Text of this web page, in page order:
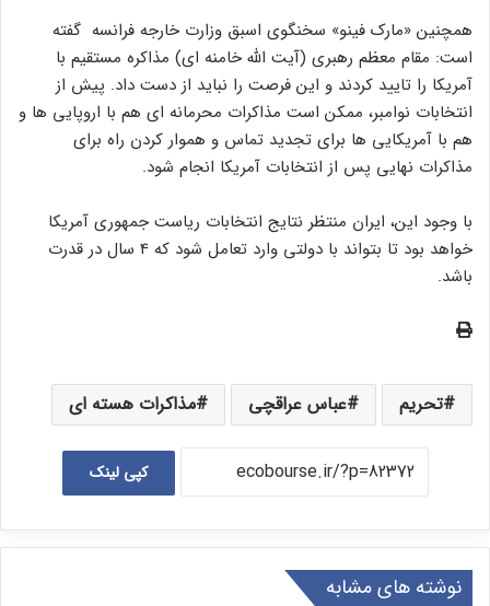
اینکه چقدر می‌توان در این مدت در مذاکرات اروپا و ایران به نتیجه
رسید، تردید دارند. با این وجود، آنها ممکن است نوعی گفتگوی
غیررسمی با ایران داشته باشند تا فرمول های احتمالی را که مذاکرات
رسمی بعدی می تواند در نظر بگیرد، بررسی کنند.
همچنین «مارک فینو» سخنگوی اسبق وزارت خارجه فرانسه گفته
آمریکا را تایید کردند و این فرصت را نباید از دست داد. پیش از
انتخابات نوامبر، ممکن است مذاکرات محرمانه ای هم با اروپایی ها و
هم با آمریکایی ها برای تجدید تماس و هموار کردن راه برای
خواهد بود تا بتواند با دولتی وارد تعامل شود که 4 سال در قدرت
باشد.
تحریم عباس عراقچی مذاکرات هسته ای